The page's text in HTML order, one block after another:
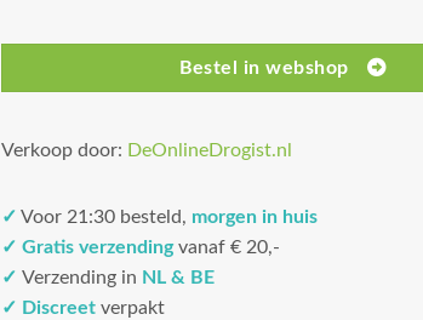
Bestel in webshop
Verkoop door: DeOnlineDrogist.nl
✓ Voor 21:30 besteld, morgen in huis
✓ Gratis verzendingvanaf € 20,-
✓ Verzending in NL & BE
✓ Discreet verpakt